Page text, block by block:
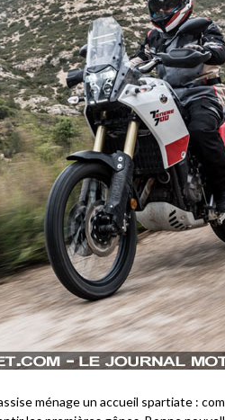
ménage un accueil spartiate :